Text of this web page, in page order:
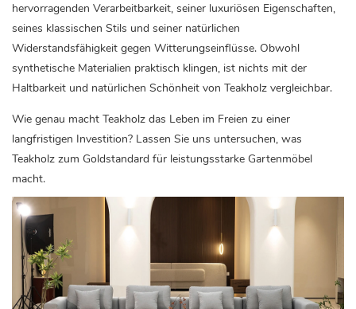
hervorragenden Verarbeitbarkeit, seiner luxuriösen Eigenschaften,
seines klassischen Stils und seiner natürlichen
Widerstandsfähigkeit gegen Witterungseinflüsse. Obwohl
synthetische Materialien praktisch klingen, ist nichts mit der
Haltbarkeit und natürlichen Schönheit von Teakholz vergleichbar.
Wie genau macht Teakholz das Leben im Freien zu einer
langfristigen Investition? Lassen Sie uns untersuchen, was
Teakholz zum Goldstandard für leistungsstarke Gartenmöbel
macht.